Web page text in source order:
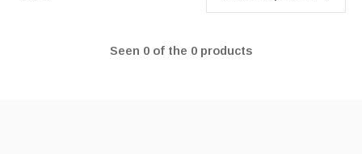
Seen 0 of the 0 products